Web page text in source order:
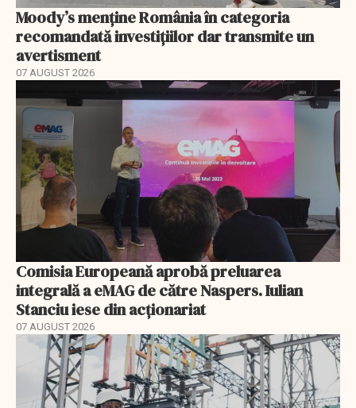
Moody’s menține România în categoria
recomandată investițiilor dar transmite un
avertisment
07 AUGUST 2026
Comisia Europeană aprobă preluarea
integrală a eMAG de către Naspers. Iulian
Stanciu iese din acționariat
07 AUGUST 2026